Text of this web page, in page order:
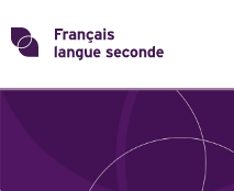
Skip
toTransformons
THÈMES